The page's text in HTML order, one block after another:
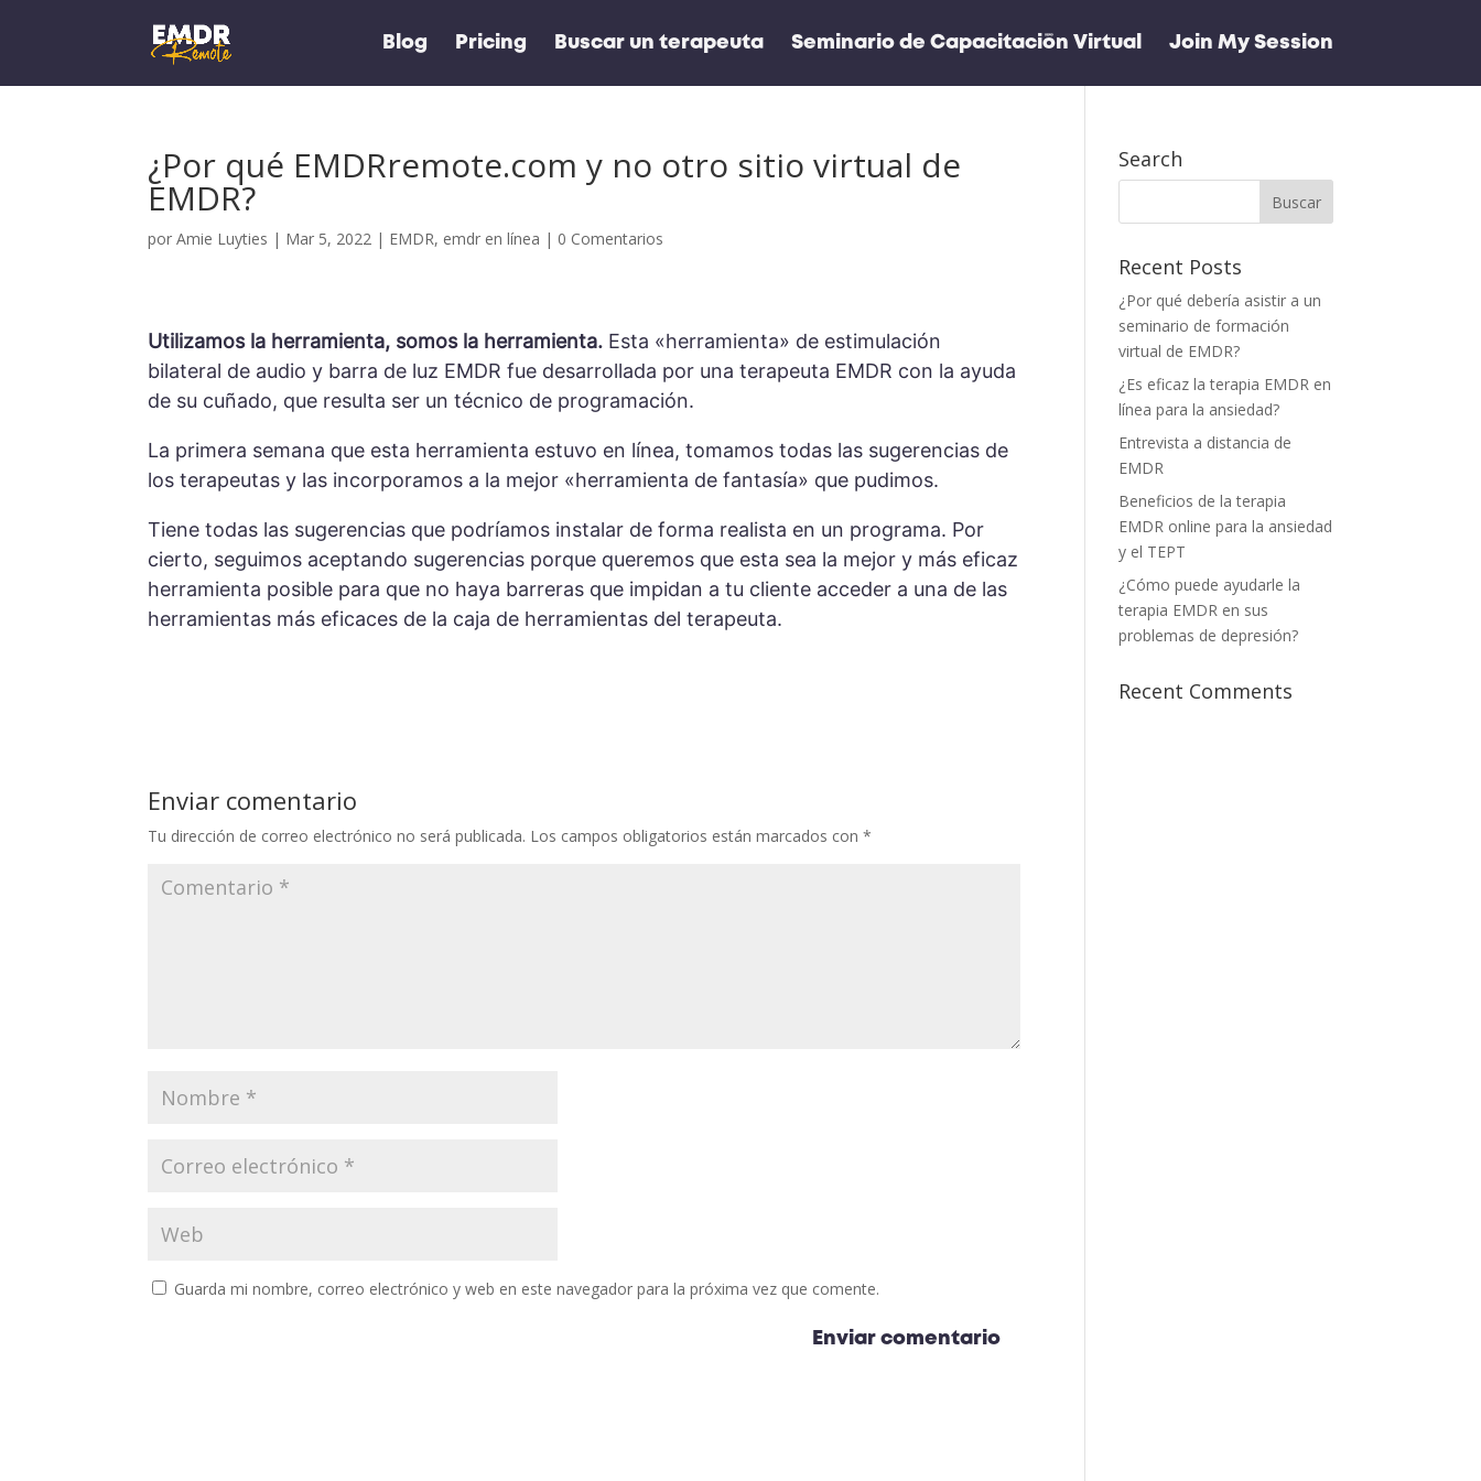
Blog Pricing Buscar un terapeuta Seminario de Capacitación Virtual Join My Session
¿Por qué EMDRremote.com y no otro sitio virtual de
EMDR?
porAmie Luyties | Mar 5, 2022 | EMDR, emdr en línea | 0 Comentarios
Utilizamos la herramienta, somos la herramienta. Esta «herramienta» de estimulación
bilateral de audio y barra de luz EMDR fue desarrollada por una terapeuta EMDR con la ayuda
de su cuñado, que resulta ser un técnico de programación.
La primera semana que esta herramienta estuvo en línea, tomamos todas las sugerencias de
los terapeutas y las incorporamos a la mejor «herramienta de fantasía» que pudimos.
Tiene todas las sugerencias que podríamos instalar de forma realista en un programa. Por
cierto, seguimos aceptando sugerencias porque queremos que esta sea la mejor y más eficaz
herramienta posible para que no haya barreras que impidan a tu cliente acceder a una de las
herramientas más eficaces de la caja de herramientas del terapeuta.
Enviar comentario
Tu dirección de correo electrónico no será publicada. Los campos obligatorios están marcados con*
Guarda mi nombre, correo electrónico y web en este navegador para la próxima vez que comente.
Search
Recent Posts
¿Por qué debería asistir a un
seminario de formación
virtual de EMDR?
¿Es eficaz la terapia EMDR en
línea para la ansiedad?
Entrevista a distancia de
EMDR
Beneficios de la terapia
EMDR online para la ansiedad
y el TEPT
¿Cómo puede ayudarle la
terapia EMDR en sus
problemas de depresión?
Recent Comments